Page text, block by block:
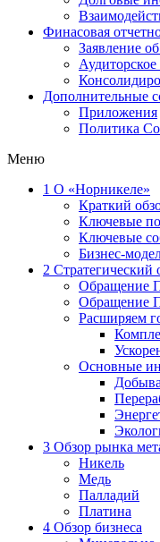
Финасовая
Заявление
Дополнительные
Приложения
Политика
Меню
1 О «Норникеле»
Краткий
Ключевые
Ключевые
Бизнес-
2 Стратегический
Обращение
Обращение
Расширяем
Основные
3 Обзор рынка
Никель
Медь
Палладий
Платина
4 Обзор бизнеса